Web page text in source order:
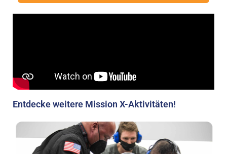
Entdecke weitere Mission X-Aktivitäten!